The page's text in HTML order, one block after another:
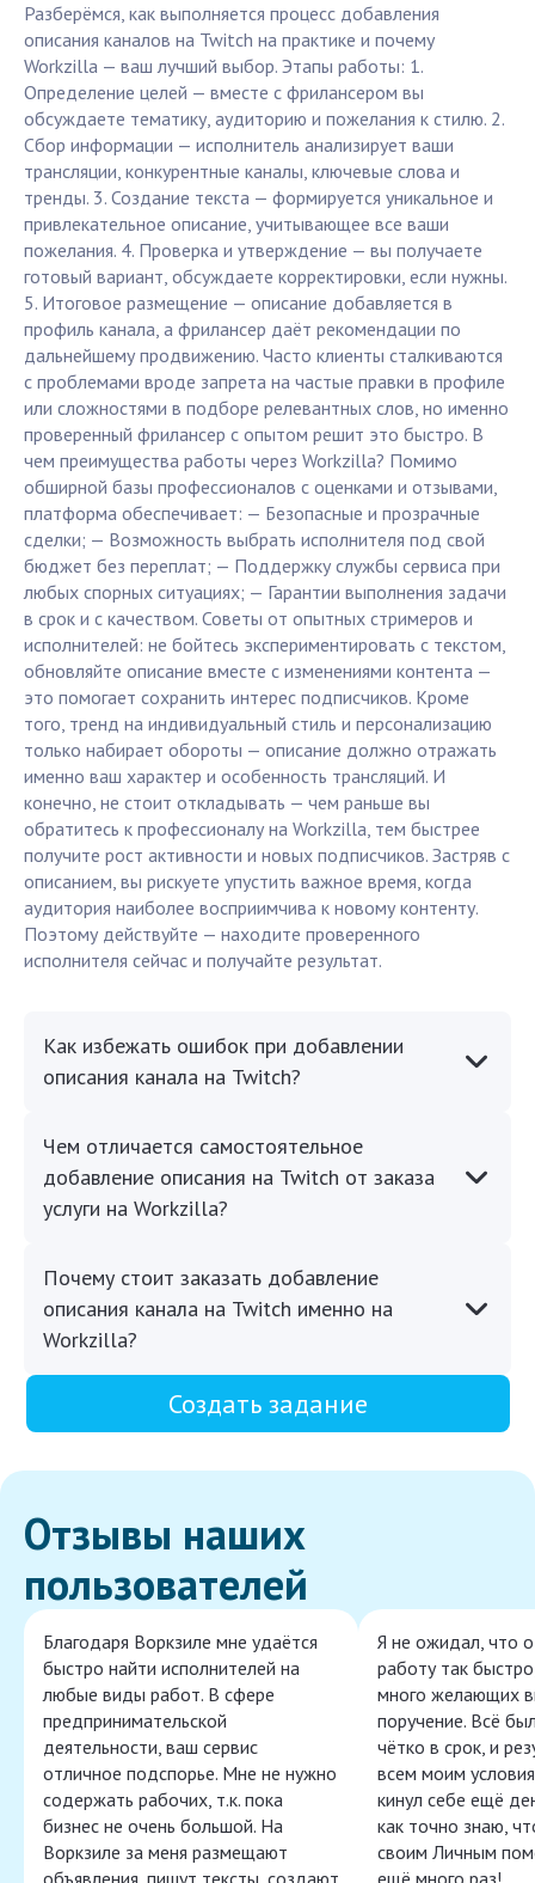
Разберёмся, как выполняется процесс добавления
описания каналов на Twitch на практике и почему
Workzilla — ваш лучший выбор. Этапы работы: 1.
Определение целей — вместе с фрилансером вы
обсуждаете тематику, аудиторию и пожелания к стилю. 2.
Сбор информации — исполнитель анализирует ваши
трансляции, конкурентные каналы, ключевые слова и
тренды. 3. Создание текста — формируется уникальное и
привлекательное описание, учитывающее все ваши
пожелания. 4. Проверка и утверждение — вы получаете
готовый вариант, обсуждаете корректировки, если нужны.
5. Итоговое размещение — описание добавляется в
профиль канала, а фрилансер даёт рекомендации по
дальнейшему продвижению. Часто клиенты сталкиваются
с проблемами вроде запрета на частые правки в профиле
или сложностями в подборе релевантных слов, но именно
проверенный фрилансер с опытом решит это быстро. В
чем преимущества работы через Workzilla? Помимо
обширной базы профессионалов с оценками и отзывами,
платформа обеспечивает: — Безопасные и прозрачные
сделки; — Возможность выбрать исполнителя под свой
бюджет без переплат; — Поддержку службы сервиса при
любых спорных ситуациях; — Гарантии выполнения задачи
в срок и с качеством. Советы от опытных стримеров и
исполнителей: не бойтесь экспериментировать с текстом,
обновляйте описание вместе с изменениями контента —
это помогает сохранить интерес подписчиков. Кроме
того, тренд на индивидуальный стиль и персонализацию
только набирает обороты — описание должно отражать
именно ваш характер и особенность трансляций. И
конечно, не стоит откладывать — чем раньше вы
обратитесь к профессионалу на Workzilla, тем быстрее
получите рост активности и новых подписчиков. Застряв с
описанием, вы рискуете упустить важное время, когда
аудитория наиболее восприимчива к новому контенту.
Поэтому действуйте — находите проверенного
исполнителя сейчас и получайте результат.
Как избежать ошибок при добавлении
описания канала на Twitch?
Чем отличается самостоятельное
добавление описания на Twitch от заказа
услуги на Workzilla?
Почему стоит заказать добавление
описания канала на Twitch именно на
Workzilla?
Создать задание
Отзывы наших
пользователей
Благодаря Воркзиле мне удаётся
быстро найти исполнителей на
любые виды работ. В сфере
предпринимательской
деятельности, ваш сервис
отличное подспорье. Мне не нужно
содержать рабочих, т.к. пока
бизнес не очень большой. На
Воркзиле за меня размещают
Я не ожидал, что
работу так
много желающих
поручение. Всё
чётко в срок, и
всем моим
кинул себе ещё
как точно знаю,
своим Личным